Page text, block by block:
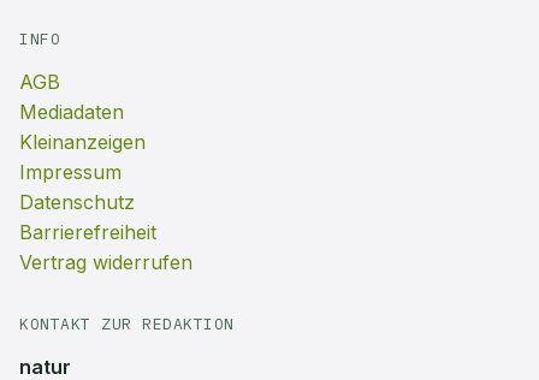
INFO
AGB
Mediadaten
Kleinanzeigen
Impressum
Datenschutz
Barrierefreiheit
Vertrag widerrufen
KONTAKT ZUR REDAKTION
natur